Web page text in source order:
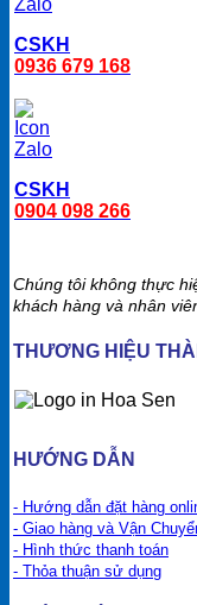
CSKH
0936 679 168
CSKH
0904 098 266
Chúng tôi không thực
khách hàng và nhân
THƯƠNG HIỆU
HƯỚNG DẪN
- Hướng dẫn đặt hàng
- Giao hàng và Vận
- Hình thức thanh toán
- Thỏa thuận sử dụng